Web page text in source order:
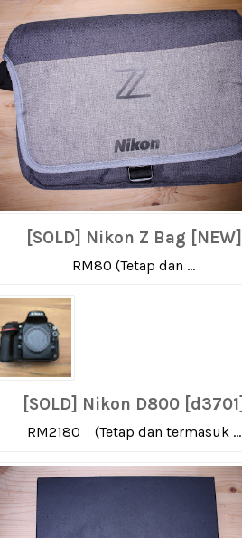
[SOLD] Nikon Z Bag [NEW]
RM80 (Tetap dan ...
[SOLD] Nikon D800 [d3701]
RM2180 (Tetap dan termasuk ...